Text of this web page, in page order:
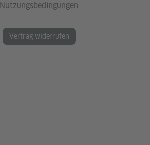
Nutzungsbedingungen
Vertrag widerrufen